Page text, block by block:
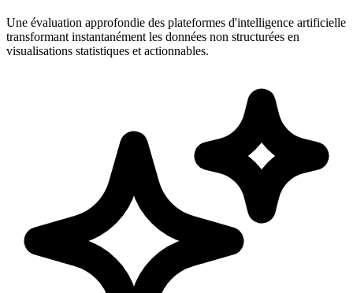
Une évaluation approfondie des plateformes d'intelligence artificielle
transformant instantanément les données non structurées en
visualisations statistiques et actionnables.